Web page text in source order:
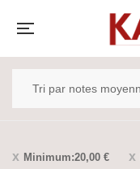
Minimum:20,00 €